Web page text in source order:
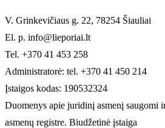
V. Grinkevičiaus g. 22, 78254 Šiauliai
El. p. info@lieporiai.lt
Tel. +370 41 453 258
Administratorė: tel. +370 41 450 214
Įstaigos kodas: 190532324
Duomenys apie juridinį asmenį saugomi
asmenų registre. Biudžetinė įstaiga